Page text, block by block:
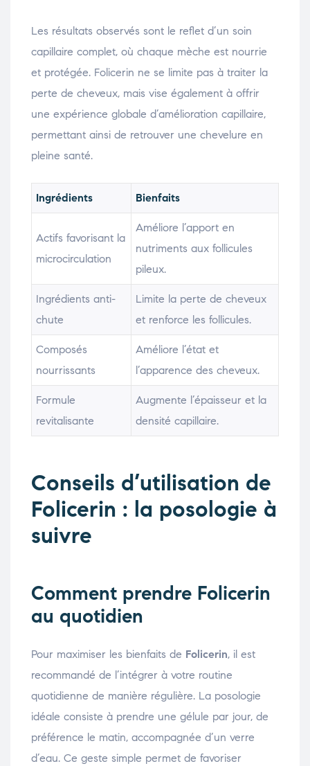
Les résultats observés sont le reflet d’un soin
capillaire complet, où chaque mèche est nourrie
et protégée. Folicerin ne se limite pas à traiter la
perte de cheveux, mais vise également à offrir
une expérience globale d’amélioration capillaire,
permettant ainsi de retrouver une chevelure en
pleine santé.
Ingrédients Bienfaits
Actifs favorisant la
microcirculation
Améliore l’apport en
nutriments aux follicules
pileux.
Ingrédients anti-
chute
Limite la perte de cheveux
et renforce les follicules.
Composés
nourrissants
Améliore l’état et
l’apparence des cheveux.
Formule
revitalisante
Augmente l’épaisseur et la
densité capillaire.
Conseils d’utilisation de
Folicerin : la posologie à
suivre
Comment prendre Folicerin
au quotidien
Pour maximiser les bienfaits de Folicerin, il est
recommandé de l’intégrer à votre routine
quotidienne de manière régulière. La posologie
idéale consiste à prendre une gélule par jour, de
préférence le matin, accompagnée d’un verre
d’eau. Ce geste simple permet de favoriser